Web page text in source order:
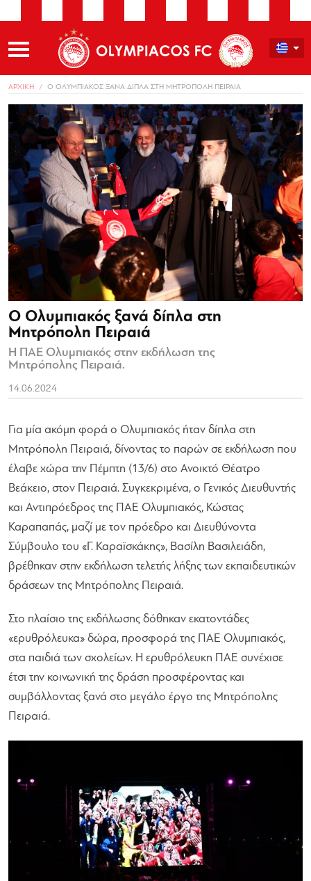
ΑΡΧΙΚΗ Ο ΟΛΥΜΠΙΑΚΟΣ ΞΑΝΑ ΔΙΠΛΑ ΣΤΗ ΜΗΤΡΟΠΟΛΗ ΠΕΙΡΑΙΑ
Ο Ολυμπιακός ξανά δίπλα στη
Μητρόπολη Πειραιά
Η ΠΑΕ Ολυμπιακός στην εκδήλωση της
Μητρόπολης Πειραιά.
14.06.2024
Για μία ακόμη φορά ο Ολυμπιακός ήταν δίπλα στη
Μητρόπολη Πειραιά, δίνοντας το παρών σε εκδήλωση που
έλαβε χώρα την Πέμπτη (13/6) στο Ανοικτό Θέατρο
Βεάκειο, στον Πειραιά. Συγκεκριμένα, ο Γενικός Διευθυντής
και Αντιπρόεδρος της ΠΑΕ Ολυμπιακός, Κώστας
Καραπαπάς, μαζί με τον πρόεδρο και Διευθύνοντα
Σύμβουλο του «Γ. Καραϊσκάκης», Βασίλη Βασιλειάδη,
βρέθηκαν στην εκδήλωση τελετής λήξης των εκπαιδευτικών
δράσεων της Μητρόπολης Πειραιά.
Στο πλαίσιο της εκδήλωσης δόθηκαν εκατοντάδες
«ερυθρόλευκα» δώρα, προσφορά της ΠΑΕ Ολυμπιακός,
στα παιδιά των σχολείων. Η ερυθρόλευκη ΠΑΕ συνέχισε
έτσι την κοινωνική της δράση προσφέροντας και
συμβάλλοντας ξανά στο μεγάλο έργο της Μητρόπολης
Πειραιά.